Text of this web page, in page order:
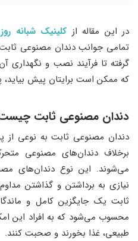
در این مقاله از کلینیک شبانه
تمامی جوانب دندان مصنوعی ثابت
گرفته تا فرآیند نصب و نگهداری
که ممکن است برایتان پیش بیاید،
دندان مصنوعی ثابت
دندان مصنوعی ثابت به نوعی از
برخلاف دندان‌های مصنوعی
می‌شوند. این نوع دندان‌های
نیازی به برداشتن و گذاشتن
ثابت یک جایگزین کامل و
محسوب می‌شود که به افراد این
طبیعی، غذا بخورند و صحبت کنند.